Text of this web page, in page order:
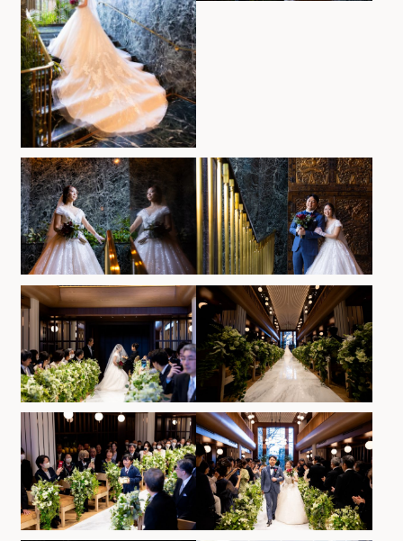
営業時間 11:00〜18:00（土日祝 10:00〜19:00）
定休日 火曜日（祝除く）
〒112-8680 東京都文京区関口2-10-8
ホテルサイト
運営会社情報 プライバシーポリシー